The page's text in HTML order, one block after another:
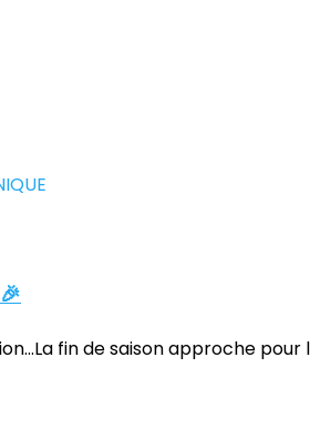
fin de saison approche pour